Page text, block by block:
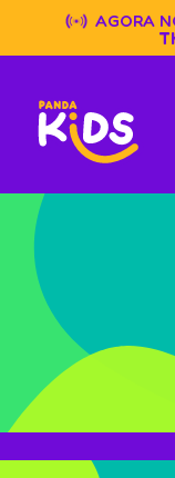
content
AGORA